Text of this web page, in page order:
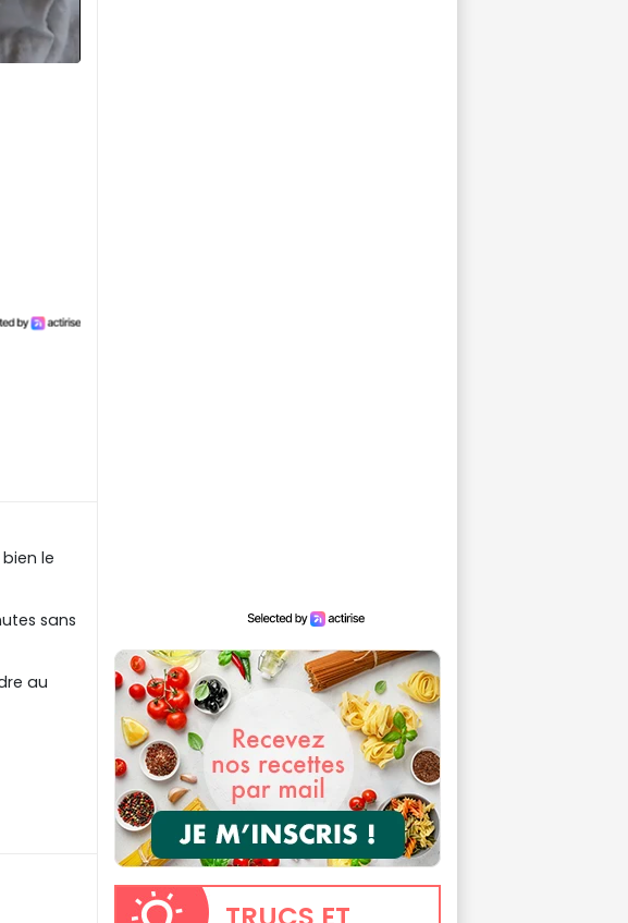
le
sans
au